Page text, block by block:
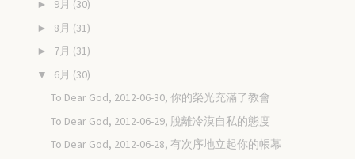
► 9月 (30)
► 8月 (31)
► 7月 (31)
▼ 6月 (30)
To Dear God, 2012-06-30, 你的榮光充滿了教會
To Dear God, 2012-06-29, 脫離冷漠自私的態度
To Dear God, 2012-06-28, 有次序地立起你的帳幕